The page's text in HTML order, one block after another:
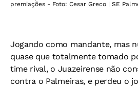
premiações - Foto: Cesar Greco | SE
Jogando como mandante, mas
quase que totalmente tomado
time rival, o Juazeirense não
contra o Palmeiras, e perdeu o